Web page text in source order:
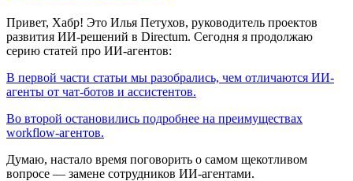
Привет, Хабр! Это Илья Петухов, руководитель проектов
развития ИИ-решений в Directum. Сегодня я продолжаю
серию статей про ИИ-агентов:
В первой части статьи мы разобрались, чем отличаются ИИ-
агенты от чат-ботов и ассистентов.
Во второй остановились подробнее на преимуществах
workflow-агентов.
Думаю, настало время поговорить о самом щекотливом
вопросе — замене сотрудников ИИ-агентами.